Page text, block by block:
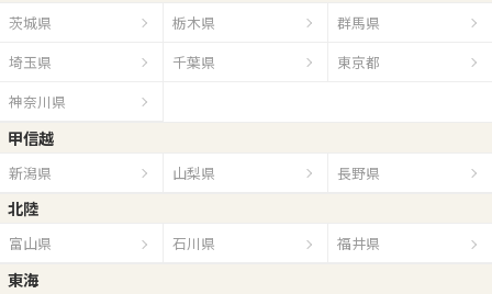
茨城県 栃木県
群馬県
埼玉県
千葉県
東京都
神奈川県
甲信越
新潟県 山梨県 長野県
北陸
富山県 石川県 福井県
東海